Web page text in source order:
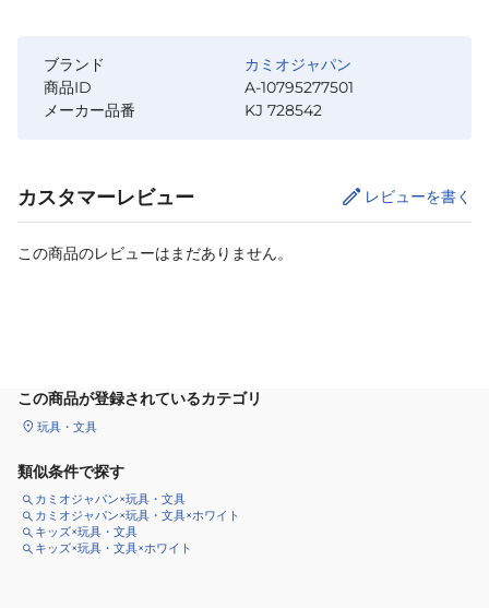
ブランド
カミオジャパン
商品ID
A-10795277501
メーカー品番
KJ 728542
カスタマーレビュー レビューを書く
この商品のレビューはまだありません。
この商品が登録されているカテゴリ
玩具・文具
類似条件で探す
カミオジャパン×玩具・文具
カミオジャパン×玩具・文具×ホワイト
キッズ×玩具・文具
キッズ×玩具・文具×ホワイト